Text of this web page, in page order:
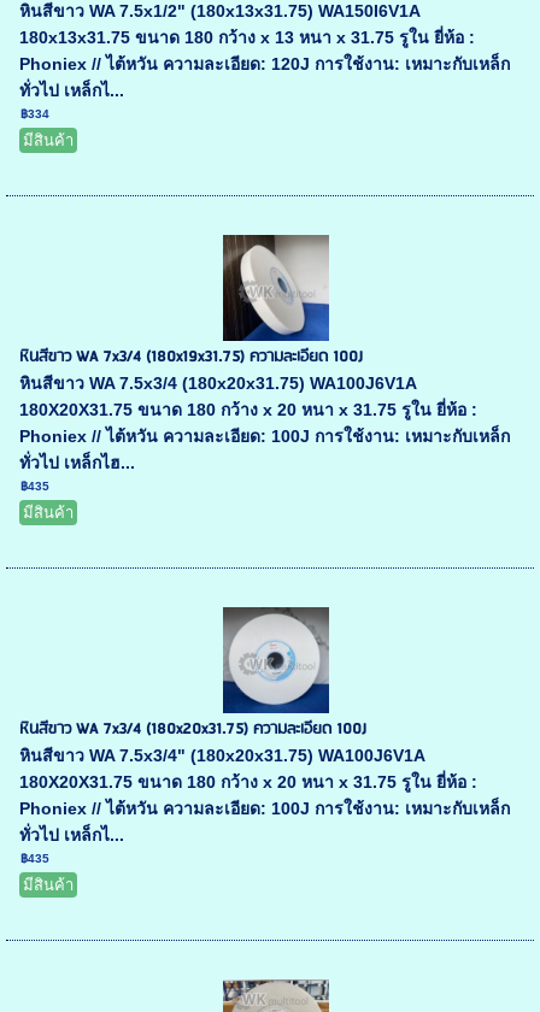
หินสีขาว WA 7.5x1/2" (180x13x31.75) WA150I6V1A
180x13x31.75 ขนาด 180 กว้าง x 13 หนา x 31.75 รูใน ยี่ห้อ :
Phoniex // ไต้หวัน ความละเอียด: 120J การใช้งาน: เหมาะกับเหล็ก
ทั่วไป เหล็กไ...
฿334
มีสินค้า
หินสีขาว WA 7x3/4 (180x19x31.75) ความละเอียด 100J
หินสีขาว WA 7.5x3/4 (180x20x31.75) WA100J6V1A
180X20X31.75 ขนาด 180 กว้าง x 20 หนา x 31.75 รูใน ยี่ห้อ :
Phoniex // ไต้หวัน ความละเอียด: 100J การใช้งาน: เหมาะกับเหล็ก
ทั่วไป เหล็กไฮ...
฿435
มีสินค้า
หินสีขาว WA 7x3/4 (180x20x31.75) ความละเอียด 100J
หินสีขาว WA 7.5x3/4" (180x20x31.75) WA100J6V1A
180X20X31.75 ขนาด 180 กว้าง x 20 หนา x 31.75 รูใน ยี่ห้อ :
Phoniex // ไต้หวัน ความละเอียด: 100J การใช้งาน: เหมาะกับเหล็ก
ทั่วไป เหล็กไ...
฿435
มีสินค้า